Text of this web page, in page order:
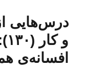
درس‌هایی
و
افسانه‌ی